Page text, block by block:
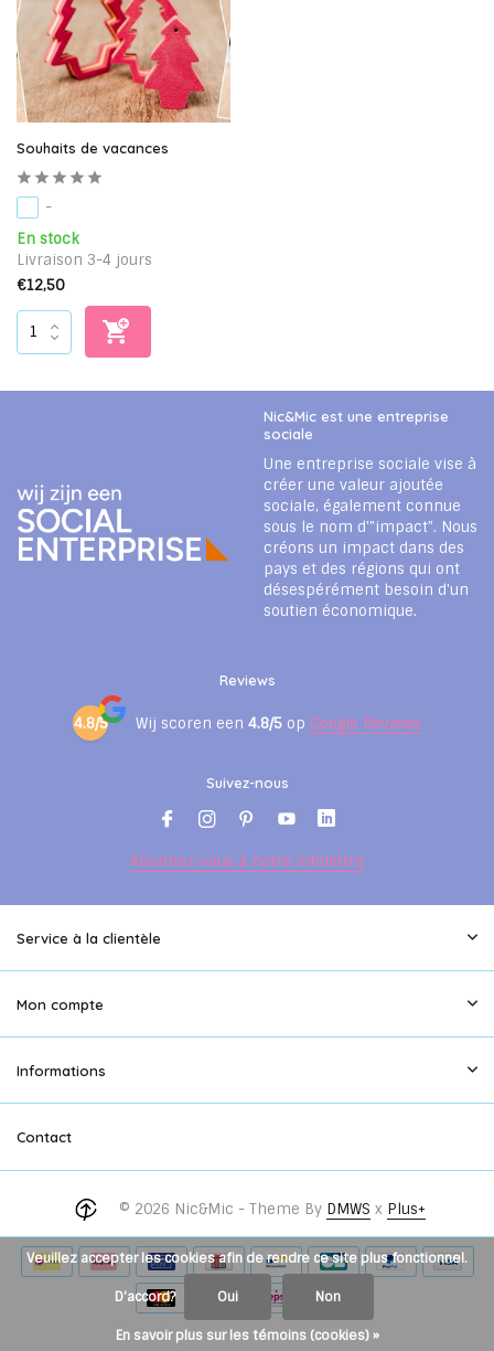
Souhaits de vacances
-
En stock
Livraison 3-4 jours
€12,50
Nic&Mic est une entreprise
sociale
Une entreprise sociale vise à
créer une valeur ajoutée
sociale, également connue
sous le nom d'"impact". Nous
créons un impact dans des
pays et des régions qui ont
désespérément besoin d'un
soutien économique.
Reviews
4.8/5 Wij scoren een 4.8/5 op Google Reviews
Suivez-nous
Abonnez-vous à notre infolettre
Service à la clientèle
Mon compte
Informations
Contact
© 2026 Nic&Mic - Theme By DMWS x Plus+
Veuillez accepter les cookies afin de rendre ce site plus fonctionnel.
D'accord? Oui Non
En savoir plus sur les témoins (cookies) »